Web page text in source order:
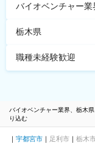
バイオベンチャー業
栃木県
職種未経験歓迎
バイオベンチャー業界、栃木
り込む
宇都宮市 足利市 栃木市